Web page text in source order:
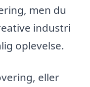
men du
industri
oplevelse.
eller